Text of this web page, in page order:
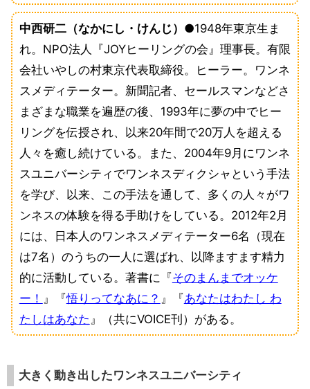
中西研二（なかにし・けんじ） ●1948年東京生ま
れ。NPO法人『JOYヒーリングの会』理事長。有限
会社いやしの村東京代表取締役。ヒーラー。ワンネ
スメディテーター。新聞記者、セールスマンなどさ
まざまな職業を遍歴の後、1993年に夢の中でヒー
リングを伝授され、以来20年間で20万人を超える
人々を癒し続けている。また、2004年9月にワンネ
スユニバーシティでワンネスディクシャという手法
を学び、以来、この手法を通して、多くの人々がワ
ンネスの体験を得る手助けをしている。2012年2月
には、日本人のワンネスメディテーター6名（現在
は7名）のうちの一人に選ばれ、以降ますます精力
的に活動している。著書に『そのまんまでオッケ
ー！ 』『悟りってなあに？ 』『あなたはわたし わ
たしはあなた 』（共にVOICE刊）がある。
大きく動き出したワンネスユニバーシティ